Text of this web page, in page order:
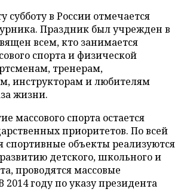
субботу в России отмечается
Праздник был учрежден в
всем, кто занимается
спорта и физической
тренерам,
инструкторам и любителям
жизни.
массового спорта остается
приоритетов. По всей
спортивные объекты реализуются
детского, школьного и
проводятся массовые
2014 году по указу президента